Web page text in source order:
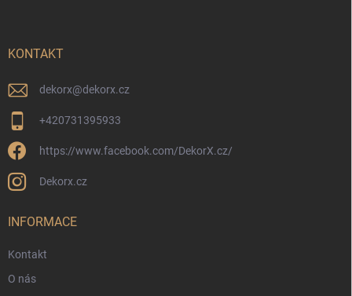
KONTAKT
dekorx@dekorx.cz
+420731395933
https://www.facebook.com/DekorX.cz/
Dekorx.cz
INFORMACE
Kontakt
O nás